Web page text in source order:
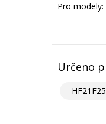
Pro modely:
Určeno